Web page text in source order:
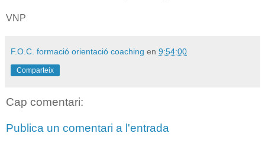
VNP
F.O.C. formació orientació coaching en 9:54:00
Comparteix
Cap comentari:
Publica un comentari a l'entrada